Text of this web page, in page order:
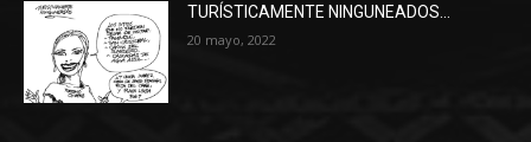
TURÍSTICAMENTE NINGUNEADOS…
20 mayo, 2022